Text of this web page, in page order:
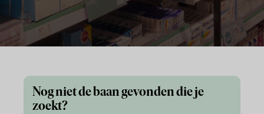
Nog niet de baan gevonden die je
zoekt?